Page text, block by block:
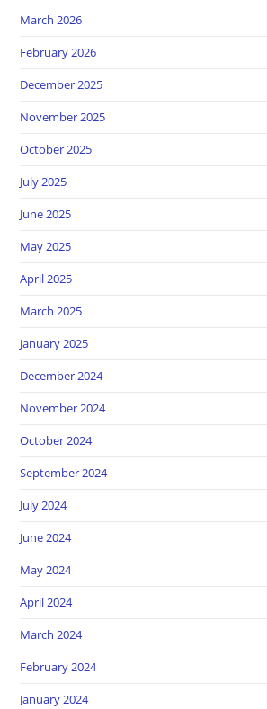
March 2026
February 2026
December 2025
November 2025
October 2025
July 2025
June 2025
May 2025
April 2025
March 2025
January 2025
December 2024
November 2024
October 2024
September 2024
July 2024
June 2024
May 2024
April 2024
March 2024
February 2024
January 2024